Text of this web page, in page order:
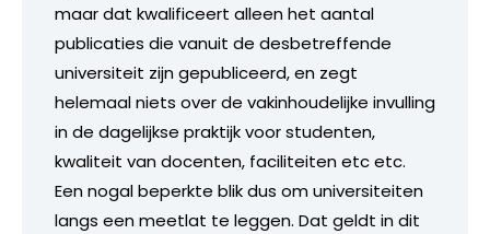
maar dat kwalificeert alleen het aantal
publicaties die vanuit de desbetreffende
universiteit zijn gepubliceerd, en zegt
helemaal niets over de vakinhoudelijke invulling
in de dagelijkse praktijk voor studenten,
kwaliteit van docenten, faciliteiten etc etc.
Een nogal beperkte blik dus om universiteiten
langs een meetlat te leggen. Dat geldt in dit